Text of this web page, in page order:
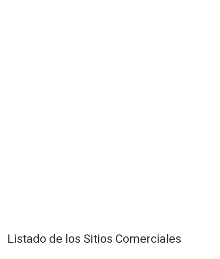
Listado de los Sitios Comerciales